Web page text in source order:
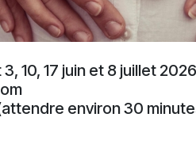
10, 17 juin et 8 juillet
environ 30